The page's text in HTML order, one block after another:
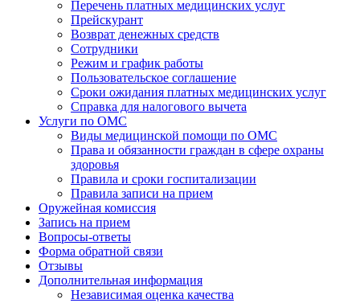
Перечень платных медицинских услуг
Прейскурант
Возврат денежных средств
Сотрудники
Режим и график работы
Пользовательское соглашение
Сроки ожидания платных медицинских услуг
Справка для налогового вычета
Услуги по ОМС
Виды медицинской помощи по ОМС
Права и обязанности граждан в сфере охраны
здоровья
Правила и сроки госпитализации
Правила записи на прием
Оружейная комиссия
Запись на прием
Вопросы-ответы
Форма обратной связи
Отзывы
Дополнительная информация
Независимая оценка качества